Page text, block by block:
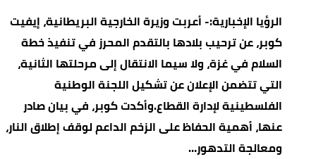
الرؤيا الإخبارية:- أعربت وزيرة الخارجية البريطانية، إيفيت
كوبر، عن ترحيب بلادها بالتقدم المحرز في تنفيذ خطة
السلام في غزة، ولا سيما الانتقال إلى مرحلتها الثانية،
التي تتضمن الإعلان عن تشكيل اللجنة الوطنية
الفلسطينية لإدارة القطاع.وأكدت كوبر، في بيان صادر
عنها، أهمية الحفاظ على الزخم الداعم لوقف إطلاق النار،
ومعالجة التدهور…